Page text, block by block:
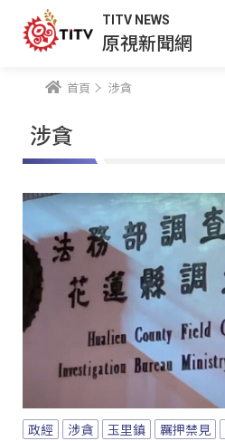
TITV NEWS
原視新聞網
首頁 涉貪
涉貪
政經 涉貪 玉里鎮 羈押禁見